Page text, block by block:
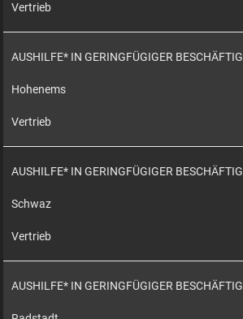
Vertrieb
AUSHILFE* IN GERINGFÜGIGER
Hohenems
Vertrieb
AUSHILFE* IN GERINGFÜGIGER
Schwaz
Vertrieb
AUSHILFE* IN GERINGFÜGIGER